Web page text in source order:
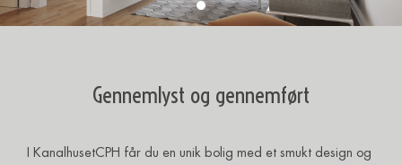
Gennemlyst og gennemført
I KanalhusetCPH får du en unik bolig med et smukt design og